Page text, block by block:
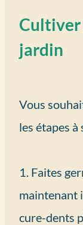
Cultiver
jardin
Vous
les étapes à
1. Faites
maintenant
cure-dents